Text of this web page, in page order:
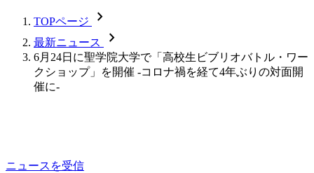
TOPページ chevron_forward
最新ニュース chevron_forward
6月24日に聖学院大学で「高校生ビブリオバトル・ワー
クショップ」を開催 -コロナ禍を経て4年ぶりの対面開
催に-
ニュースを受信